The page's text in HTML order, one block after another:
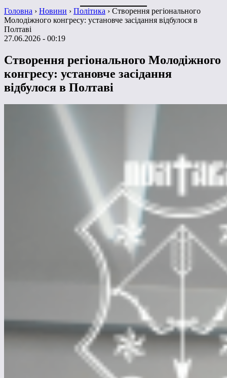
Головна › Новини › Політика › Створення регіонального
Молодіжного конгресу: установче засідання відбулося в
Полтаві
27.06.2026 - 00:19
Створення регіонального Молодіжного
конгресу: установче засідання
відбулося в Полтаві